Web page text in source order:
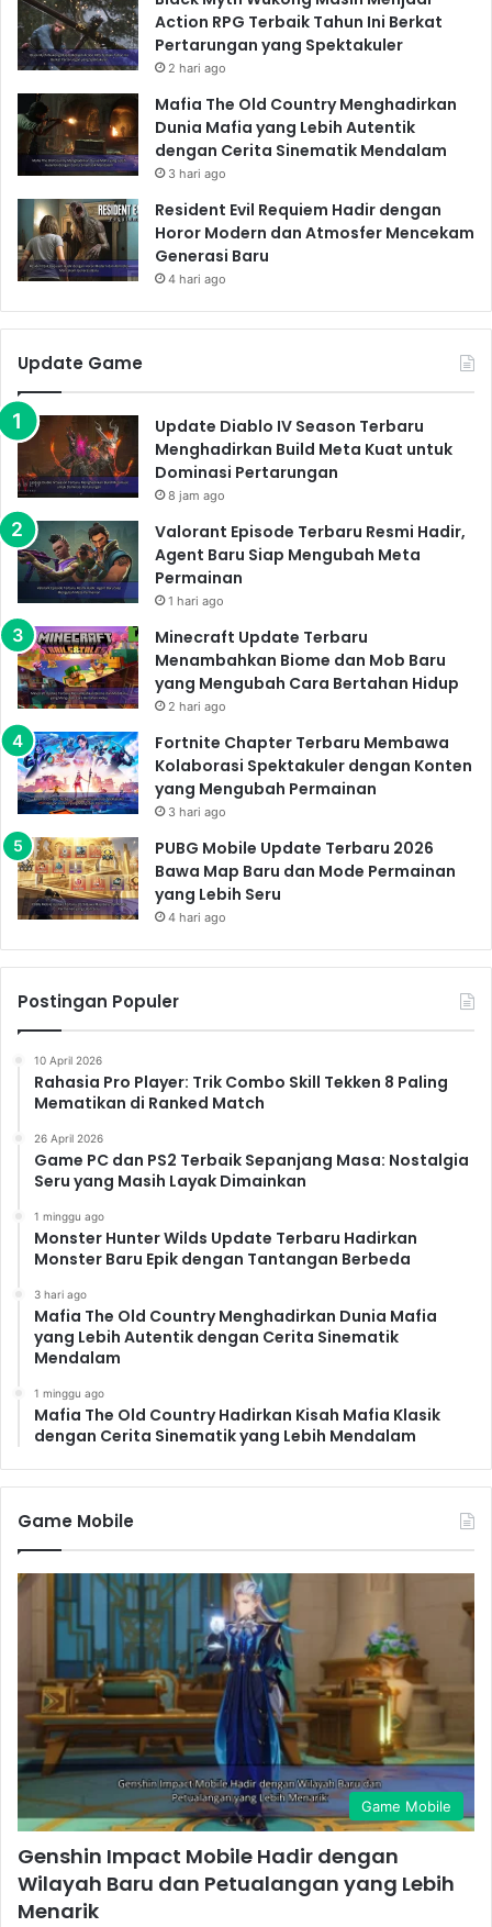
Action RPG Terbaik Tahun Ini Berkat
Pertarungan yang Spektakuler
2 hari ago
Mafia The Old Country Menghadirkan
Dunia Mafia yang Lebih Autentik
dengan Cerita Sinematik Mendalam
3 hari ago
Resident Evil Requiem Hadir dengan
Horor Modern dan Atmosfer Mencekam
Generasi Baru
4 hari ago
Update Game
Update Diablo IV Season Terbaru
Menghadirkan Build Meta Kuat untuk
Dominasi Pertarungan
8 jam ago
Valorant Episode Terbaru Resmi Hadir,
Agent Baru Siap Mengubah Meta
Permainan
1 hari ago
Minecraft Update Terbaru
Menambahkan Biome dan Mob Baru
yang Mengubah Cara Bertahan Hidup
2 hari ago
Fortnite Chapter Terbaru Membawa
Kolaborasi Spektakuler dengan Konten
yang Mengubah Permainan
3 hari ago
PUBG Mobile Update Terbaru 2026
Bawa Map Baru dan Mode Permainan
yang Lebih Seru
4 hari ago
Postingan Populer
10 April 2026
Rahasia Pro Player: Trik Combo Skill Tekken 8 Paling
Mematikan di Ranked Match
26 April 2026
Game PC dan PS2 Terbaik Sepanjang Masa: Nostalgia
Seru yang Masih Layak Dimainkan
1 minggu ago
Monster Hunter Wilds Update Terbaru Hadirkan
Monster Baru Epik dengan Tantangan Berbeda
3 hari ago
Mafia The Old Country Menghadirkan Dunia Mafia
yang Lebih Autentik dengan Cerita Sinematik
Mendalam
1 minggu ago
Mafia The Old Country Hadirkan Kisah Mafia Klasik
dengan Cerita Sinematik yang Lebih Mendalam
Game Mobile
Game Mobile
Genshin Impact Mobile Hadir dengan
Wilayah Baru dan Petualangan yang Lebih
Menarik